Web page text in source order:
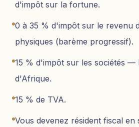
d'impôt sur la fortune.
0 à 35 % d'impôt sur le revenu
physiques (barème progressif).
15 % d'impôt sur les sociétés —
d'Afrique.
15 % de TVA.
Vous devenez résident fiscal en